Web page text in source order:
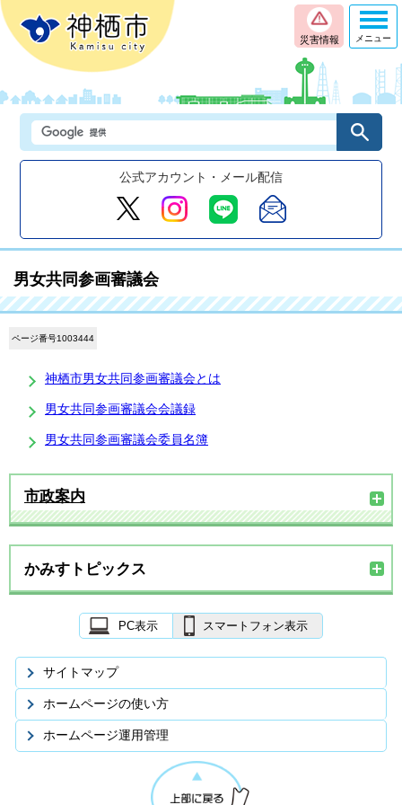
災害情報
公式アカウント・メール配信
メニュー
男女共同参画審議会
ページ番号1003444
神栖市男女共同参画審議会とは
男女共同参画審議会会議録
男女共同参画審議会委員名簿
市政案内
かみすトピックス
PC表示 スマートフォン表示
サイトマップ
ホームページの使い方
ホームページ運用管理